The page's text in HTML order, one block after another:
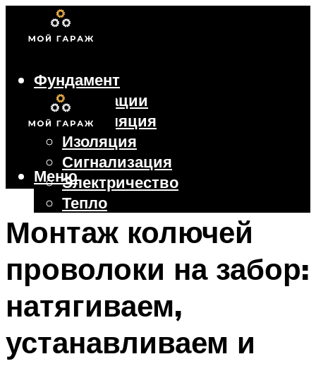
Фундамент
Коммуникации
Вентиляция
Изоляция
Сигнализация
Электричество
Тепло
Крыша
Ворота
Меню
Монтаж колючей
проволоки на забор:
натягиваем,
устанавливаем и